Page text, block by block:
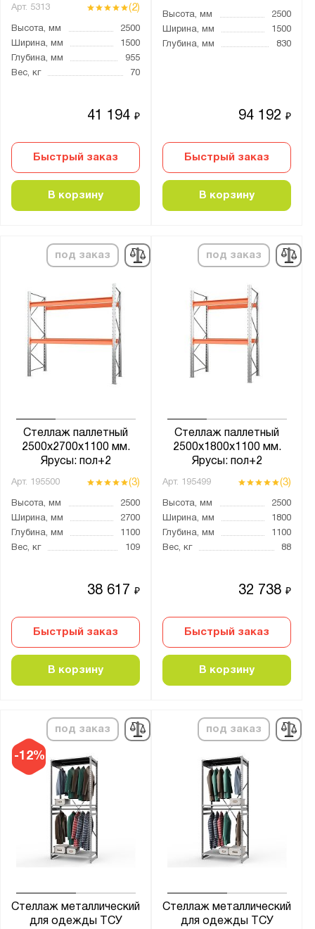
Арт. 5313 (2)
Высота, мм
2500
Ширина, мм
1500
Глубина, мм
955
Вес, кг
70
41 194₽
Быстрый заказ
В корзину
Высота, мм
2500
Ширина, мм
1500
Глубина, мм
830
94 192₽
Быстрый заказ
В корзину
под заказ
Стеллаж паллетный
2500х2700х1100 мм.
Ярусы: пол+2
Арт. 195500 (3)
Высота, мм
2500
Ширина, мм
2700
Глубина, мм
1100
Вес, кг
109
38 617₽
Быстрый заказ
В корзину
под заказ
Стеллаж паллетный
2500х1800х1100 мм.
Ярусы: пол+2
Арт. 195499 (3)
Высота, мм
2500
Ширина, мм
1800
Глубина, мм
1100
Вес, кг
88
32 738₽
Быстрый заказ
В корзину
-12%
под заказ
Стеллаж металлический
для одежды ТСУ
под заказ
Стеллаж металлический
для одежды ТСУ
Количество ярусов:
1 + пол
4
4 + пол
5
8
Цвет:
Агатовый серый (RAL 7038)
Антрацитово-серый (RAL 7016)
Графитовый (RAL 7012)
Светло-серый (RAL 7035)
Светло-серый (RAL 9002)
Сигнальный синий (RAL 5005)
Синий (RAL 5010)
Двухсторонний
Роликовая направляющая
грузовой
для бутылей
настенный
сетчатая стенка
сетчатые двери
сплошная стенка
сплошные двери
стойка
Пластик